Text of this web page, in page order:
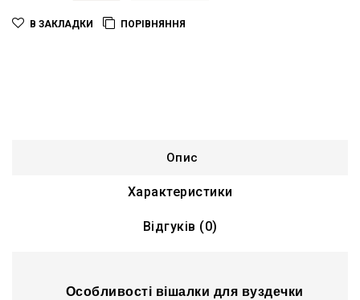
В ЗАКЛАДКИ ПОРІВНЯННЯ
Опис
Характеристики
Відгуків (0)
Особливості вішалки для вуздечки